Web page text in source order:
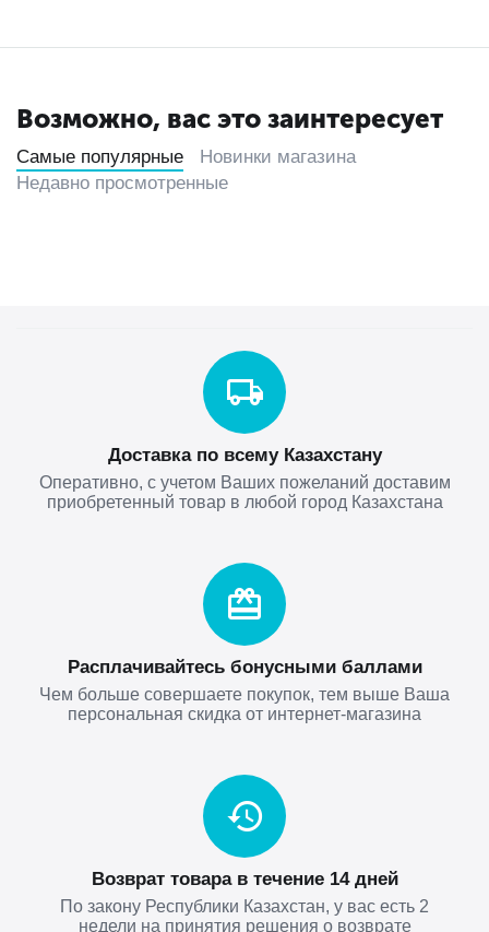
Возможно, вас это заинтересует
Самые популярные
Новинки магазина
Недавно просмотренные
Доставка по всему Казахстану
Оперативно, с учетом Ваших пожеланий доставим
приобретенный товар в любой город Казахстана
Расплачивайтесь бонусными баллами
Чем больше совершаете покупок, тем выше Ваша
персональная скидка от интернет-магазина
Возврат товара в течение 14 дней
По закону Республики Казахстан, у вас есть 2
недели на принятия решения о возврате